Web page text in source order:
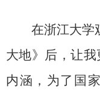
在浙江大学
大地》后，让
内涵，为了国